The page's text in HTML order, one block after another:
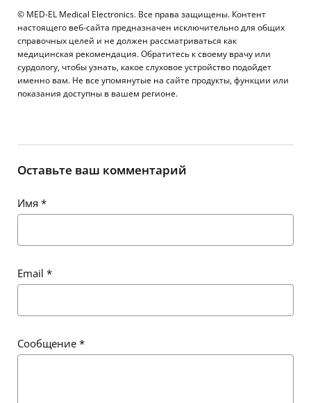
© MED-EL Medical Electronics. Все права защищены. Контент
настоящего веб-сайта предназначен исключительно для общих
справочных целей и не должен рассматриваться как
медицинская рекомендация. Обратитесь к своему врачу или
сурдологу, чтобы узнать, какое слуховое устройство подойдет
именно вам. Не все упомянутые на сайте продукты, функции или
показания доступны в вашем регионе.
Оставьте ваш комментарий
Имя *
Email *
Сообщение *